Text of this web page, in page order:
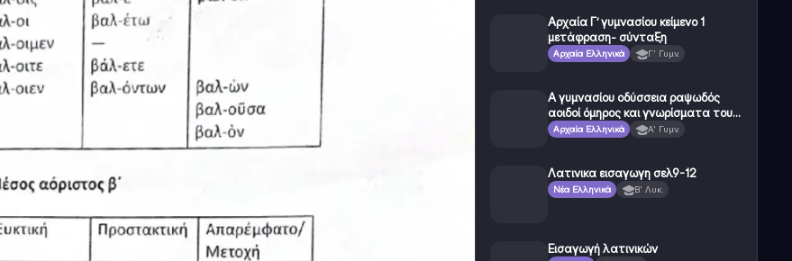
Αρχαία Γ’ γυμνασίου κείμενο 1
μετάφραση- σύνταξη
Αρχαία Ελληνικά Γ' Γυμν.
Α γυμνασίου οδύσσεια ραψωδός
αοιδοί όμηρος και γνωρίσματα του
έπους
Αρχαία Ελληνικά Α' Γυμν.
Λατινικα εισαγωγη σελ9-12
Νέα Ελληνικά Β' Λυκ.
Εισαγωγή λατινικών